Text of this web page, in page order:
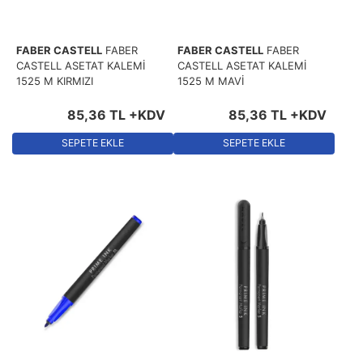
FABER CASTELL FABER
CASTELL ASETAT KALEMİ
1525 M KIRMIZI
85,36 TL +KDV
SEPETE EKLE
FABER CASTELL FABER
CASTELL ASETAT KALEMİ
1525 M MAVİ
85,36 TL +KDV
SEPETE EKLE